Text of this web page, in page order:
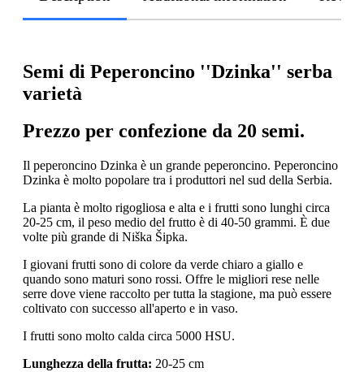
Semi di Peperoncino ''Dzinka'' serba
varietà
Prezzo per confezione da 20 semi.
Il peperoncino Dzinka è un grande peperoncino. Peperoncino
Dzinka è molto popolare tra i produttori nel sud della Serbia.
La pianta è molto rigogliosa e alta e i frutti sono lunghi circa
20-25 cm, il peso medio del frutto è di 40-50 grammi. È due
volte più grande di Niška Šipka.
I giovani frutti sono di colore da verde chiaro a giallo e
quando sono maturi sono rossi. Offre le migliori rese nelle
serre dove viene raccolto per tutta la stagione, ma può essere
coltivato con successo all'aperto e in vaso.
I frutti sono molto calda circa 5000 HSU.
Lunghezza della frutta: 20-25 cm